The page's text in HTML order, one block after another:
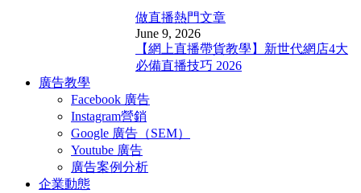
做直播熱門文章
June 9, 2026
【網上直播帶貨教學】新世代網店4大
必備直播技巧 2026
廣告教學
Facebook 廣告
Instagram營銷
Google 廣告（SEM）
Youtube 廣告
廣告案例分析
企業動態